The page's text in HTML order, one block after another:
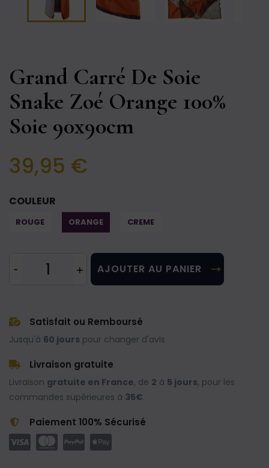
Grand Carré De Soie
Snake Zoé Orange 100%
Soie 90x90cm
39,95 €
COULEUR
ROUGE ORANGE CREME
AJOUTER AU PANIER
Satisfait ou Remboursé
Jusqu'à 60 jours pour changer d'avis
Livraison gratuite
Livraison gratuite en France, de 2 à 5 jours, pour les
commandes supérieures à 35€.
Paiement 100% Sécurisé